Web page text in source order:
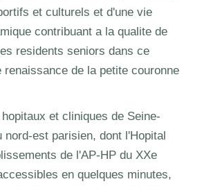
et culturels et d'une vie
contribuant a la qualite de
residents seniors dans ce
renaissance de la petite couronne
et cliniques de Seine-
nord-est parisien, dont l'Hopital
de l'AP-HP du XXe
en quelques minutes,